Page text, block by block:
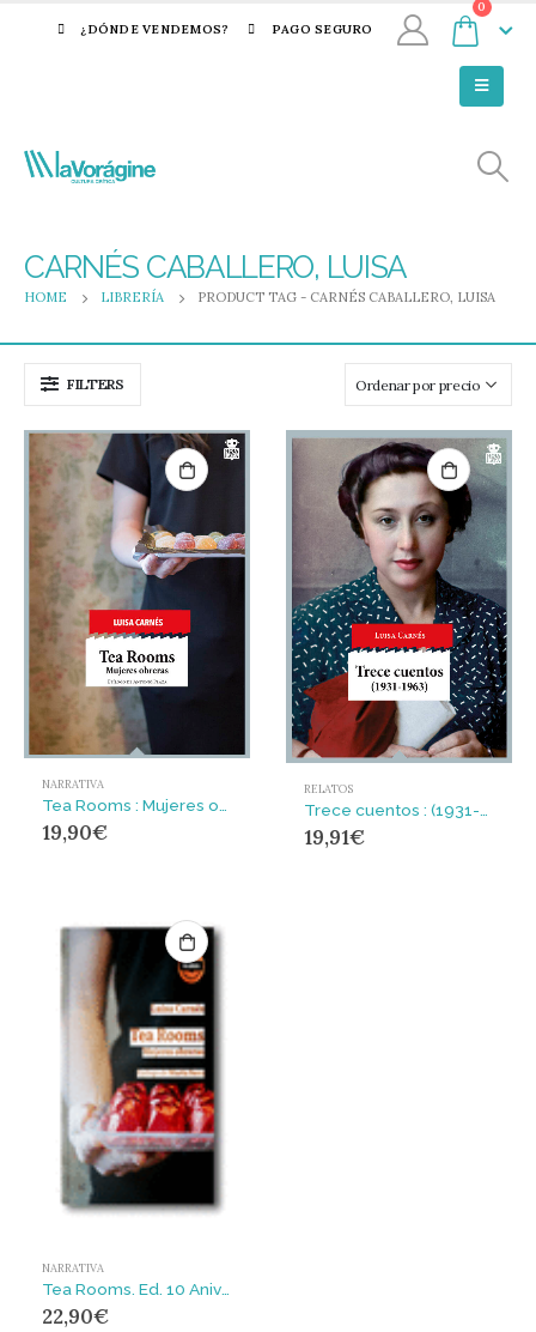
¿DÓNDE VENDEMOS? PAGO SEGURO
0
CARNÉS CABALLERO, LUISA
HOME LIBRERÍA PRODUCT TAG - CARNÉS CABALLERO, LUISA
FILTERS
NARRATIVA
19,90€
RELATOS
19,91€
NARRATIVA
22,90€